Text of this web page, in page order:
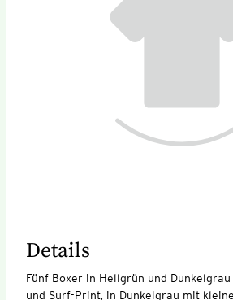
Details
Fünf Boxer in Hellgrün und
und Surf-Print, in Dunkelgrau mit